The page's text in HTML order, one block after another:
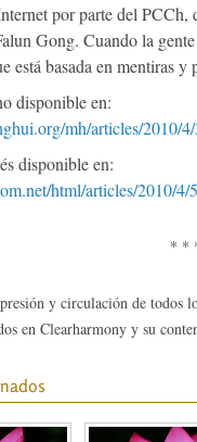
por parte del PCCh,
Gong. Cuando la
está basada en mentiras y
disponible en:
mh/articles/2010/
disponible en:
html/articles/2010/4/
* *
y circulación de todos
en Clearharmony y su